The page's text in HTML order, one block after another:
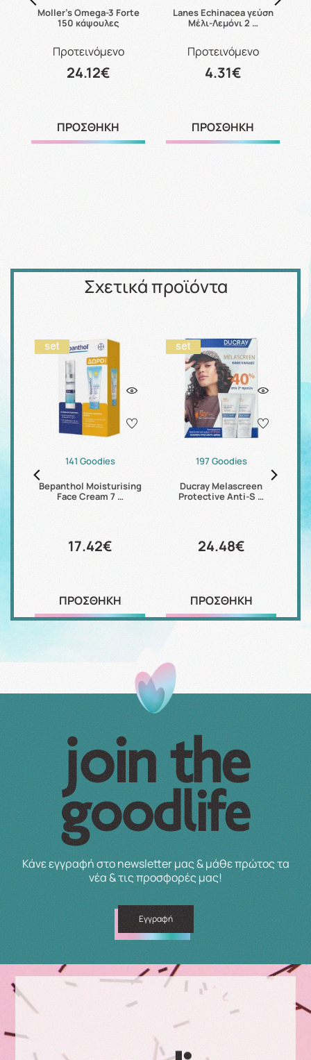
Moller's Omega-3 Forte
150 κάψουλες
Προτεινόμενο
24.12€
ΠΡΟΣΘΗΚΗ
Lanes Echinacea γεύση
Μέλι-Λεμόνι 2 …
Προτεινόμενο
4.31€
ΠΡΟΣΘΗΚΗ
Σχετικά προϊόντα
141 Goodies
Bepanthol Moisturising
Face Cream 7 …
17.42€
ΠΡΟΣΘΗΚΗ
197 Goodies
Ducray Melascreen
Protective Anti-S …
24.48€
ΠΡΟΣΘΗΚΗ
Κάνε εγγραφή στο newsletter μας & μάθε πρώτος τα
νέα & τις προσφορές μας!
Εγγραφή